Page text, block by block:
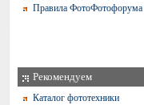
Правила ФотоФотофорума
Рекомендуем
Каталог фототехники